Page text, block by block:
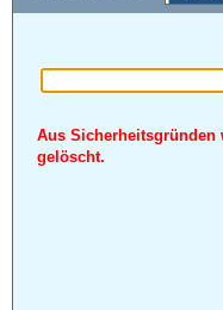
Aus Sicherheitsgründen
gelöscht.